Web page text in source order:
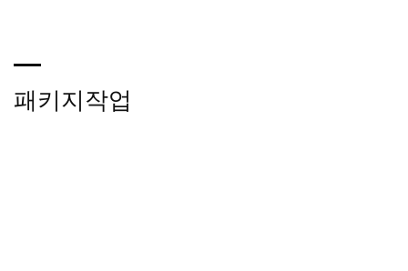
패키지작업